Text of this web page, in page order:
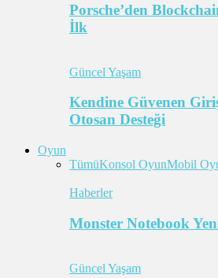
Porsche’den
İlk
Güncel Yaşam
Kendine Güvenen
Otosan Desteği
Oyun
TümüKonsol OyunMobil
Haberler
Monster Notebook
Güncel Yaşam